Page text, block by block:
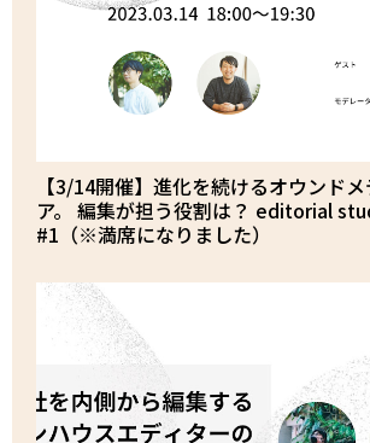
【3/14開催】進化を続けるオウンドメ
ア。 編集が担う役割は？ editorial
#1（※満席になりました）